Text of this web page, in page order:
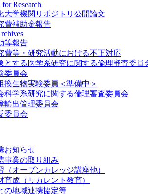
for Research
大学機関リポジトリ公開論文
費補助金報告
等報告
費等・研究活動における不正対応
とする医学系研究に関する倫理審査委員
委員会
換生物実験委員＜準備中＞
科学系研究に関する倫理審査委員会
輸出管理委員会
委員会
お知らせ
事業の取り組み
（オープンカレッジ講座他）
育成（リカレント教育）
の地域連携協定等